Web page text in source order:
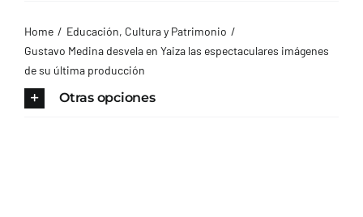
AYUNTAMIENTO
Home
Educación, Cultura y Patrimonio
Gustavo Medina desvela en Yaiza las espectaculares imágenes
de su última producción
Otras opciones